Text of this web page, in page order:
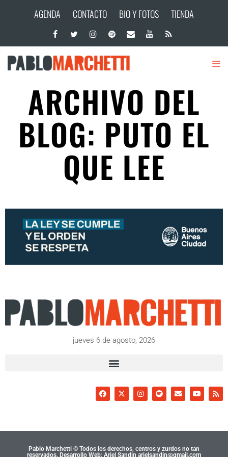
AGENDA CONTACTO BIO Y FOTOS TIENDA
ARCHIVO DEL
BLOG: PUTO EL
QUE LEE
jueves 6 de agosto, 2026
Pablo Marchetti © Todos los derechos, centros y zurdos no tan
reservados. Desarrollo Web: Ariel Sandin arielsandin@gmail.com